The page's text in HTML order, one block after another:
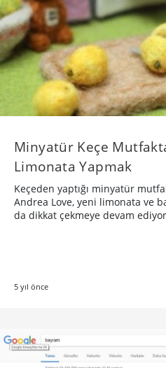
Minyatür Keçe
Limonata Yapmak
Keçeden yaptığı minyatür
Andrea Love, yeni limonata ve
da dikkat çekmeye devam
5 yıl önce